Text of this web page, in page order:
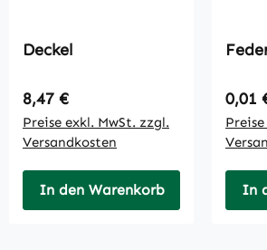
Deckel
Regulärer Preis:
8,47 €
Preise exkl. MwSt. zzgl.
Versandkosten
In den Warenkorb
0,01
In